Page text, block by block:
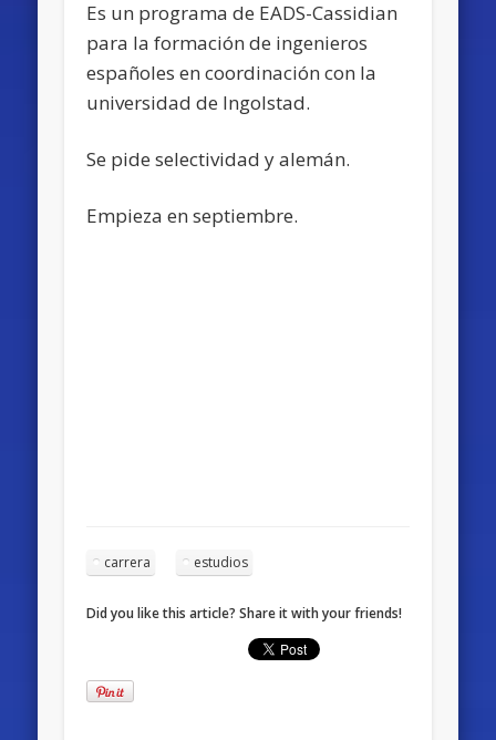
Es un programa de EADS-Cassidian
para la formación de ingenieros
españoles en coordinación con la
universidad de Ingolstad.
Se pide selectividad y alemán.
Empieza en septiembre.
carrera estudios
Did you like this article? Share it with your friends!